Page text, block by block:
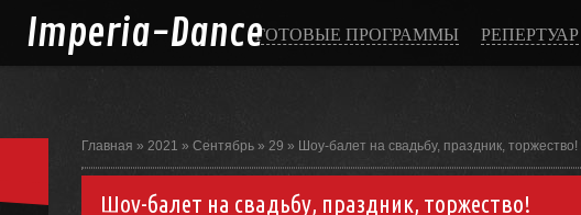
Imperia-DanceГОТОВЫЕ ПРОГРАММЫ РЕПЕРТУАР
Главная » 2021 » Сентябрь » 29 » Шоу-балет на свадьбу, праздник, торжество!
Шоу-балет на свадьбу, праздник, торжество!